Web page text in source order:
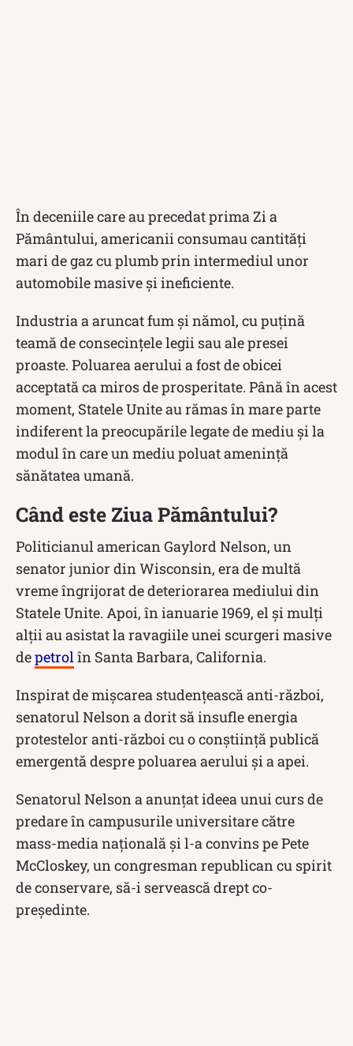
În deceniile care au precedat prima Zi a
Pământului, americanii consumau cantități
mari de gaz cu plumb prin intermediul unor
automobile masive și ineficiente.
Industria a aruncat fum și nămol, cu puțină
teamă de consecințele legii sau ale presei
proaste. Poluarea aerului a fost de obicei
acceptată ca miros de prosperitate. Până în acest
moment, Statele Unite au rămas în mare parte
indiferent la preocupările legate de mediu și la
modul în care un mediu poluat amenință
sănătatea umană.
Când este Ziua Pământului?
Politicianul american Gaylord Nelson, un
senator junior din Wisconsin, era de multă
vreme îngrijorat de deteriorarea mediului din
Statele Unite. Apoi, în ianuarie 1969, el și mulți
alții au asistat la ravagiile unei scurgeri masive
depetrol în Santa Barbara, California.
Inspirat de mișcarea studențească anti-război,
senatorul Nelson a dorit să insufle energia
protestelor anti-război cu o conștiință publică
emergentă despre poluarea aerului și a apei.
Senatorul Nelson a anunțat ideea unui curs de
predare în campusurile universitare către
mass-media națională și l-a convins pe Pete
McCloskey, un congresman republican cu spirit
de conservare, să-i servească drept co-
președinte.